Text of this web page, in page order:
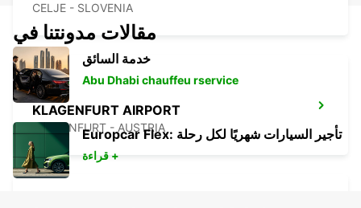
CELJE - SLOVENIA
KLAGENFURT AIRPORT
KLAGENFURT - AUSTRIA
مقالات مدونتنا في
خدمة السائق
Abu Dhabi chauffeu rservice
Europcar Flex: تأجير السيارات شهريًا لكل رحلة
قراءة +